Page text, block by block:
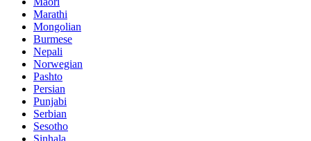
Marathi
Mongolian
Burmese
Nepali
Norwegian
Pashto
Persian
Punjabi
Serbian
Sesotho
Sinhala